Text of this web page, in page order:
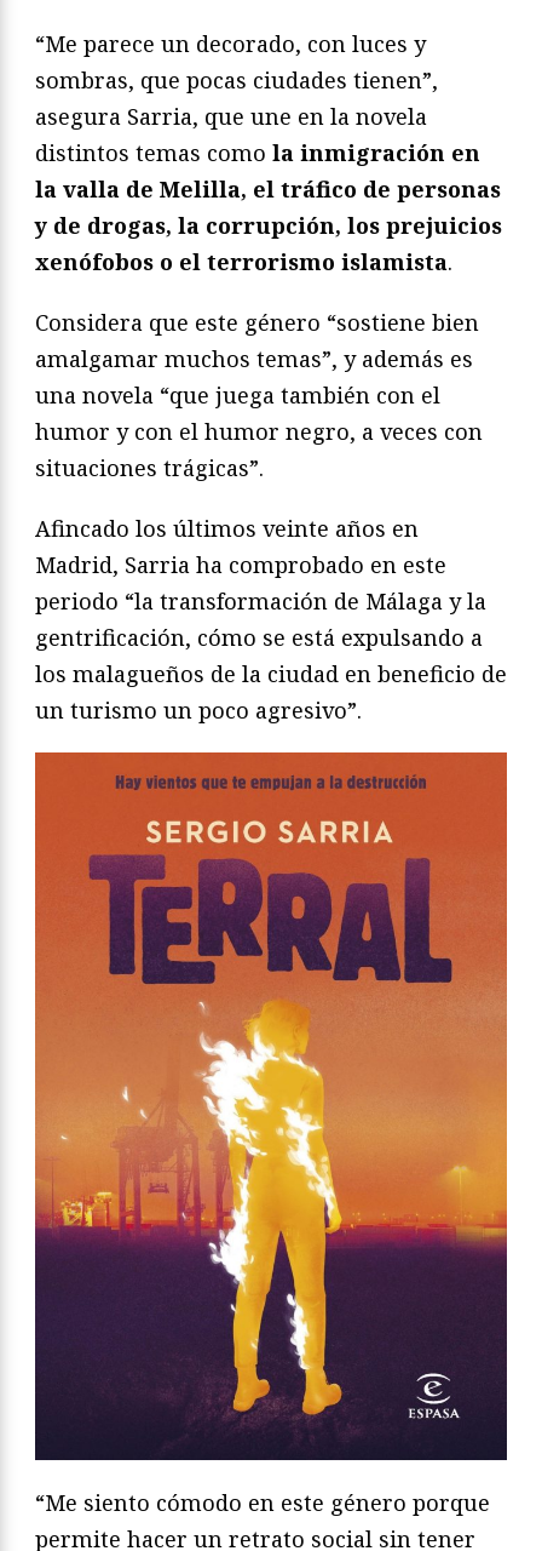
“Me parece un decorado, con luces y
sombras, que pocas ciudades tienen”,
asegura Sarria, que une en la novela
distintos temas como la inmigración en
la valla de Melilla, el tráfico de personas
y de drogas, la corrupción, los prejuicios
xenófobos o el terrorismo islamista.
Considera que este género “sostiene bien
amalgamar muchos temas”, y además es
una novela “que juega también con el
humor y con el humor negro, a veces con
situaciones trágicas”.
Afincado los últimos veinte años en
Madrid, Sarria ha comprobado en este
periodo “la transformación de Málaga y la
gentrificación, cómo se está expulsando a
los malagueños de la ciudad en beneficio de
un turismo un poco agresivo”.
“Me siento cómodo en este género porque
permite hacer un retrato social sin tener